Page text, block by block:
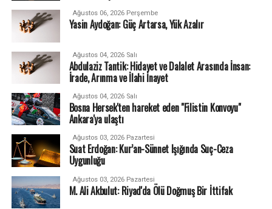
Ağustos 06, 2026 Perşembe
Yasin Aydoğan: Güç Artarsa, Yük Azalır
Ağustos 04, 2026 Salı
Abdulaziz Tantik: Hidayet ve Dalalet Arasında İnsan:
İrade, Arınma ve İlahi İnayet
Ağustos 04, 2026 Salı
Bosna Hersek'ten hareket eden "Filistin Konvoyu"
Ankara'ya ulaştı
Ağustos 03, 2026 Pazartesi
Suat Erdoğan: Kur’an-Sünnet Işığında Suç-Ceza
Uygunluğu
Ağustos 03, 2026 Pazartesi
M. Ali Akbulut: Riyad'da Ölü Doğmuş Bir İttifak